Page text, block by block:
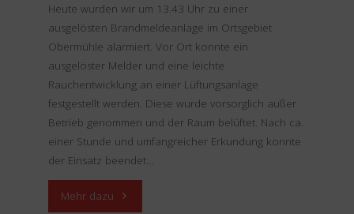
Heute wurden wir um 13.43 Uhr zu einer
ausgelösten Brandmeldeanlage im Ortsgebiet
Obermühle alarmiert. Vor Ort konnte ein
ausgelöster Melder und eine leichte
Rauchentwicklung an einer Lüftungsanlage
festgestellt werden. Diese wurde vorsorglich außer
Betrieb genommen und der Raum belüftet. Nach ca.
einer Stunde und umfangreicher Erkundung konnte
der Einsatz beendet…
Mehr dazu "Einsatz